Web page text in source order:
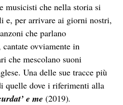
musicisti che nella storia si
e, per arrivare ai giorni nostri,
che parlano
ovviamente in
che mescolano suoni
Una delle sue tracce più
quelle dove i riferimenti alla
e me(2019).